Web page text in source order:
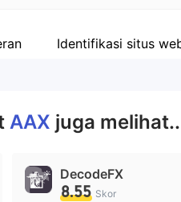
akun tidak dapat ditarik. A
Identifikasi situs
AAX juga melihat..
DecodeFX
8.55 Skor